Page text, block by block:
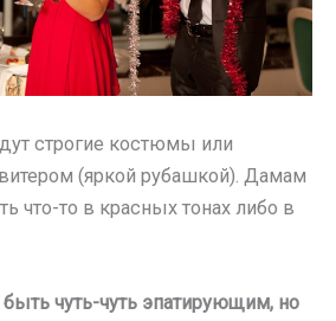
строгие костюмы или
(яркой рубашкой). Дамам
что-то в красных тонах либо в
чуть-чуть эпатирующим, но